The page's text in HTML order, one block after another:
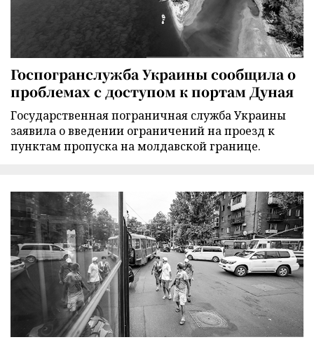
Госпогранслужба Украины сообщила о
проблемах с доступом к портам Дуная
Государственная пограничная служба Украины
заявила о введении ограничений на проезд к
пунктам пропуска на молдавской границе.